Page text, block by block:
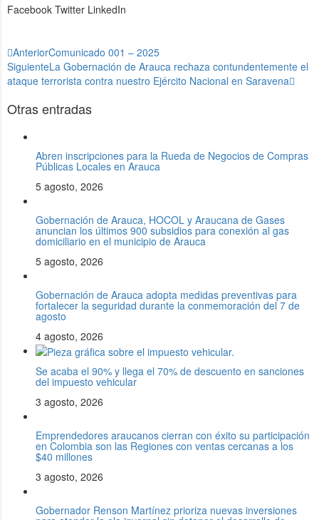
Facebook Twitter LinkedIn
AnteriorComunicado 001 – 2025
SiguienteLa Gobernación de Arauca rechaza contundentemente el
ataque terrorista contra nuestro Ejército Nacional en Saravena
Otras entradas
Abren inscripciones para la Rueda de Negocios de Compras
Públicas Locales en Arauca
5 agosto, 2026
Gobernación de Arauca, HOCOL y Araucana de Gases
anuncian los últimos 900 subsidios para conexión al gas
domiciliario en el municipio de Arauca
5 agosto, 2026
Gobernación de Arauca adopta medidas preventivas para
fortalecer la seguridad durante la conmemoración del 7 de
agosto
4 agosto, 2026
Se acaba el 90% y llega el 70% de descuento en sanciones
del impuesto vehicular
3 agosto, 2026
Emprendedores araucanos cierran con éxito su participación
en Colombia son las Regiones con ventas cercanas a los
$40 millones
3 agosto, 2026
Gobernador Renson Martínez prioriza nuevas inversiones